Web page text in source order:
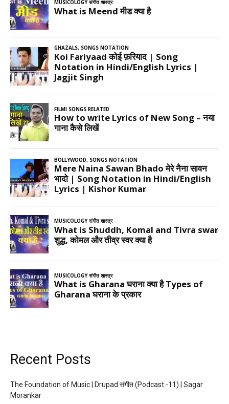
Recent Posts
The Foundation of Music | Drupad संगीत (Podcast -11) | Sagar
Morankar